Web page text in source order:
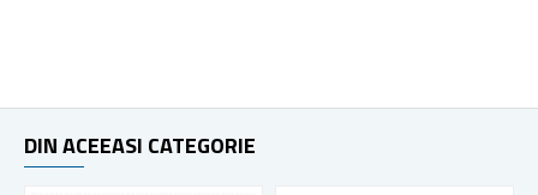
DIN ACEEASI CATEGORIE